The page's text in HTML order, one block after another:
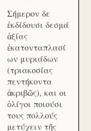
Σήμερον δε
ἐκδίδουσι δεσμά
ἀξίας
ἑκατονταπλασί
ων μυριάδων
(τριακοσίας
πεντήκοντα
ἀκριβῶς), και οι
ὀλίγοι ποιούσι
τους πολλούς
μετύχειν τῆς